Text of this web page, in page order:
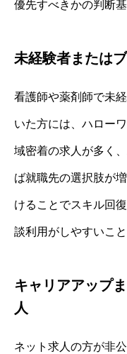
優先すべきかの判断
未経験者または
看護師や薬剤師で未
いた方には、ハロー
域密着の求人が多く
ば就職先の選択肢が
けることでスキル回
談利用がしやすいこと
キャリアアップ
人
ネット求人の方が非